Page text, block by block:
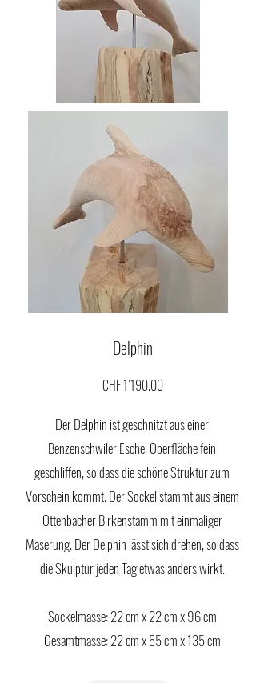
Delphin
CHF 1`190.00
Der Delphin ist geschnitzt aus einer
Benzenschwiler Esche. Oberfläche fein
geschliffen, so dass die schöne Struktur zum
Vorschein kommt. Der Sockel stammt aus einem
Ottenbacher Birkenstamm mit einmaliger
Maserung. Der Delphin lässt sich drehen, so dass
die Skulptur jeden Tag etwas anders wirkt.
Sockelmasse: 22 cm x 22 cm x 96 cm
Gesamtmasse: 22 cm x 55 cm x 135 cm